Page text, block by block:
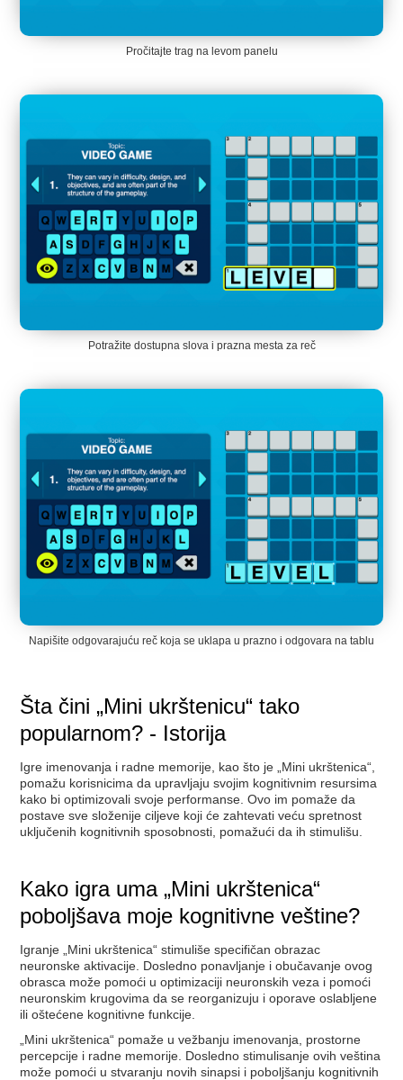
Pročitajte trag na levom panelu
Potražite dostupna slova i prazna mesta za reč
Napišite odgovarajuću reč koja se uklapa u prazno i odgovara na tablu
Šta čini „Mini ukrštenicu“ tako
popularnom? - Istorija
Igre imenovanja i radne memorije, kao što je „Mini ukrštenica“,
pomažu korisnicima da upravljaju svojim kognitivnim resursima
kako bi optimizovali svoje performanse. Ovo im pomaže da
postave sve složenije ciljeve koji će zahtevati veću spretnost
uključenih kognitivnih sposobnosti, pomažući da ih stimulišu.
Kako igra uma „Mini ukrštenica“
poboljšava moje kognitivne veštine?
Igranje „Mini ukrštenica“ stimuliše specifičan obrazac
neuronske aktivacije. Dosledno ponavljanje i obučavanje ovog
obrasca može pomoći u optimizaciji neuronskih veza i pomoći
neuronskim krugovima da se reorganizuju i oporave oslabljene
ili oštećene kognitivne funkcije.
„Mini ukrštenica“ pomaže u vežbanju imenovanja, prostorne
percepcije i radne memorije. Dosledno stimulisanje ovih veština
može pomoći u stvaranju novih sinapsi i poboljšanju kognitivnih